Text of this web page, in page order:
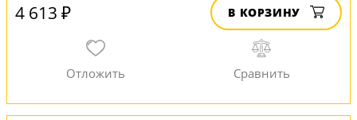
4 613 ₽ В КОРЗИНУ